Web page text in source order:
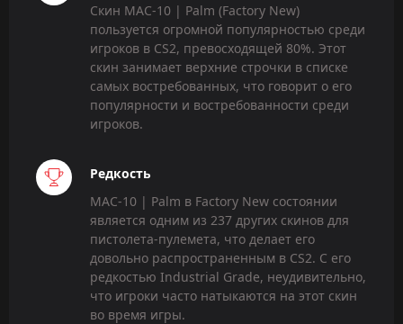
Скин MAC-10 | Palm (Factory New)
пользуется огромной популярностью среди
игроков в CS2, превосходящей 80%. Этот
скин занимает верхние строчки в списке
самых востребованных, что говорит о его
популярности и востребованности среди
игроков.
Редкость
MAC-10 | Palm в Factory New состоянии
является одним из 237 других скинов для
пистолета-пулемета, что делает его
довольно распространенным в CS2. С его
редкостью Industrial Grade, неудивительно,
что игроки часто натыкаются на этот скин
во время игры.